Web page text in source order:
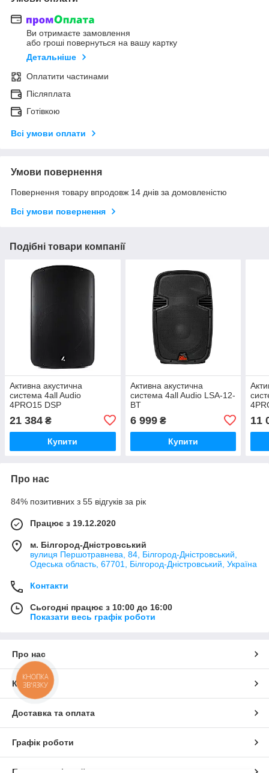
Ви отримаєте замовлення
або гроші повернуться на вашу картку
Детальніше
Оплатити частинами
Післяплата
Готівкою
Всі умови оплати
Умови повернення
Повернення товару впродовж 14 днів за домовленістю
Всі умови повернення
Подібні товари компанії
Активна акустична
система 4all Audio
4PRO15 DSP
21 384 ₴
Купити
Активна акустична
система 4all Audio LSA-12-
BT
6 999₴
Купити
11
Про нас
84% позитивних з 55 відгуків за рік
Працює з 19.12.2020
м. Білгород-Дністровський
вулиця Першотравнева, 84, Білгород-Дністровський,
Одеська область, 67701, Білгород-Дністровський, Україна
Контакти
Сьогодні працює з 10:00 до 16:00
Показати весь графік роботи
Про нас
Контакти
Доставка та оплата
Графік роботи
КНОПКА
ЗВ'ЯЗКУ